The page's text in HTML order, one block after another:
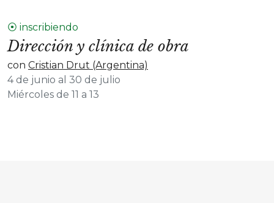
⦿ inscribiendo
Dirección y clínica de obra
con Cristian Drut (Argentina)
4 de junio al 30 de julio
Miércoles de 11 a 13